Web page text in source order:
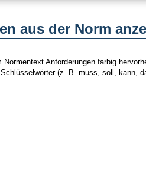
aus der Norm
Normentext Anforderungen farbig
(z. B. muss, soll, kann,